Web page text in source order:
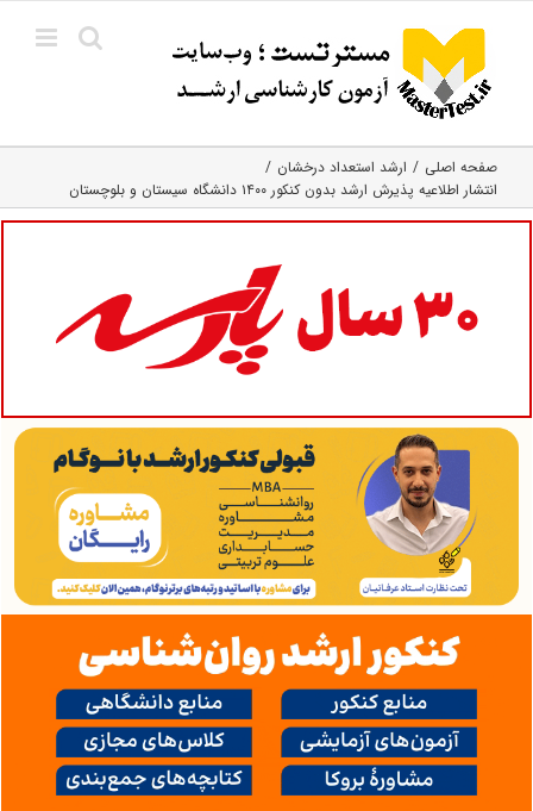
content
صفحه اصلی
ارشد استعداد درخشان
انتشار اطلاعیه پذیرش ارشد بدون کنکور ۱۴۰۰ دانشگاه سیستان و بلوچستان